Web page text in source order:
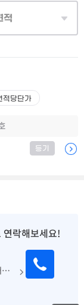
적
적당단가
등기
연락해보세요!
옥길자이365공인중개사사무소